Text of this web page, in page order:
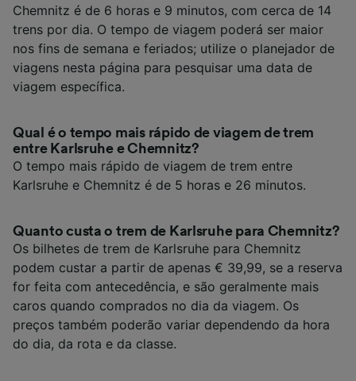
Chemnitz é de 6 horas e 9 minutos, com cerca de 14
trens por dia. O tempo de viagem poderá ser maior
nos fins de semana e feriados; utilize o planejador de
viagens nesta página para pesquisar uma data de
viagem específica.
Qual é o tempo mais rápido de viagem de trem
entre Karlsruhe e Chemnitz?
O tempo mais rápido de viagem de trem entre
Karlsruhe e Chemnitz é de 5 horas e 26 minutos.
Quanto custa o trem de Karlsruhe para Chemnitz?
Os bilhetes de trem de Karlsruhe para Chemnitz
podem custar a partir de apenas € 39,99, se a reserva
for feita com antecedência, e são geralmente mais
caros quando comprados no dia da viagem. Os
preços também poderão variar dependendo da hora
do dia, da rota e da classe.